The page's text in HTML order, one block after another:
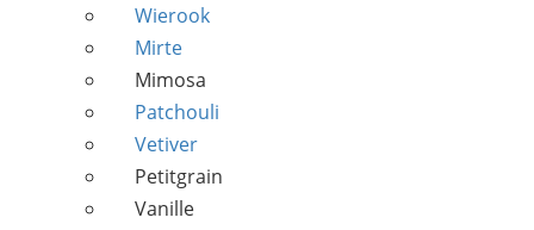
Wierook
Mirte
Mimosa
Patchouli
Vetiver
Petitgrain
Vanille